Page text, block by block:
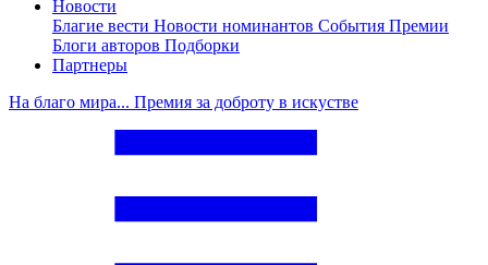
Новости
Благие вести Новости номинантов События Премии
Блоги авторов Подборки
Партнеры
На благо мира... Премия за доброту в искустве